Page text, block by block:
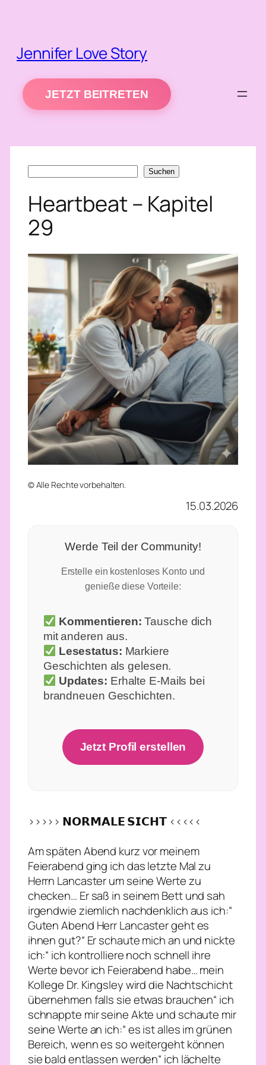
Jennifer Love Story
JETZT BEITRETEN
Suchen
Heartbeat – Kapitel
29
© Alle Rechte vorbehalten.
15.03.2026
Werde Teil der Community!
Erstelle ein kostenloses Konto und
genieße diese Vorteile:
Kommentieren: Tausche dich
mit anderen aus.
Lesestatus: Markiere
Geschichten als gelesen.
Updates: Erhalte E-Mails bei
brandneuen Geschichten.
Jetzt Profil erstellen
>>>>> 𝗡𝗢𝗥𝗠𝗔𝗟𝗘 𝗦𝗜𝗖𝗛𝗧 <<<<<
Am späten Abend kurz vor meinem
Feierabend ging ich das letzte Mal zu
Herrn Lancaster um seine Werte zu
checken… Er saß in seinem Bett und sah
irgendwie ziemlich nachdenklich aus ich:“
Guten Abend Herr Lancaster geht es
ihnen gut?“ Er schaute mich an und nickte
ich:“ ich kontrolliere noch schnell ihre
Werte bevor ich Feierabend habe… mein
Kollege Dr. Kingsley wird die Nachtschicht
übernehmen falls sie etwas brauchen“ ich
schnappte mir seine Akte und schaute mir
seine Werte an ich:“ es ist alles im grünen
Bereich, wenn es so weitergeht können
sie bald entlassen werden“ ich lächelte